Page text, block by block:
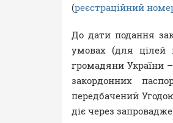
(реєстраційний
До дати подання
умовах (для цілей
громадяни України
закордонних
передбачений
діє через